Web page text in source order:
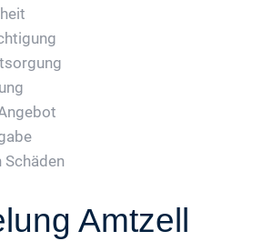
Amtzell